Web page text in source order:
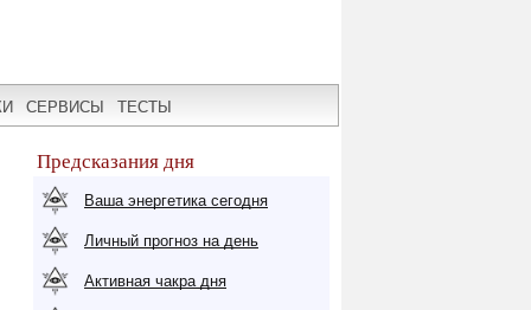
СЕРВИСЫ ТЕСТЫ
Предсказания дня
Ваша энергетика сегодня
Личный прогноз на день
Активная чакра дня